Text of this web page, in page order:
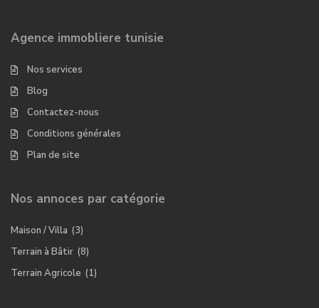
Agence immobliere tunisie
Nos services
Blog
Contactez-nous
Conditions générales
Plan de site
Nos annoces par catégorie
Maison / Villa (3)
Terrain à Bâtir (8)
Terrain Agricole (1)